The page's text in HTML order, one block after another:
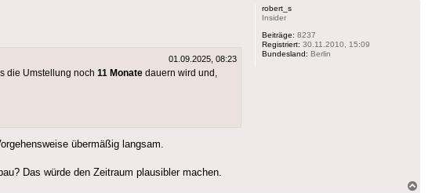
robert_s
Insider
Beiträge: 8237
Registriert: 30.11.2010, 15:09
Bundesland: Berlin
01.09.2025, 08:23
die Umstellung noch 11 Monate dauern wird und,
übermäßig langsam.
Das würde den Zeitraum plausibler machen.